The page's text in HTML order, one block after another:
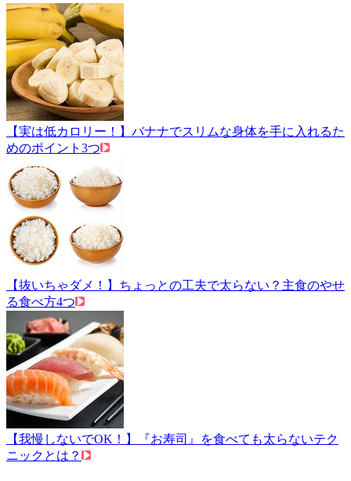
【実は低カロリー！】バナナでスリムな身体を手に入れるた
めのポイント3つ
【抜いちゃダメ！】ちょっとの工夫で太らない？主食のやせ
る食べ方4つ
【我慢しないでOK！】『お寿司』を食べても太らないテク
ニックとは？